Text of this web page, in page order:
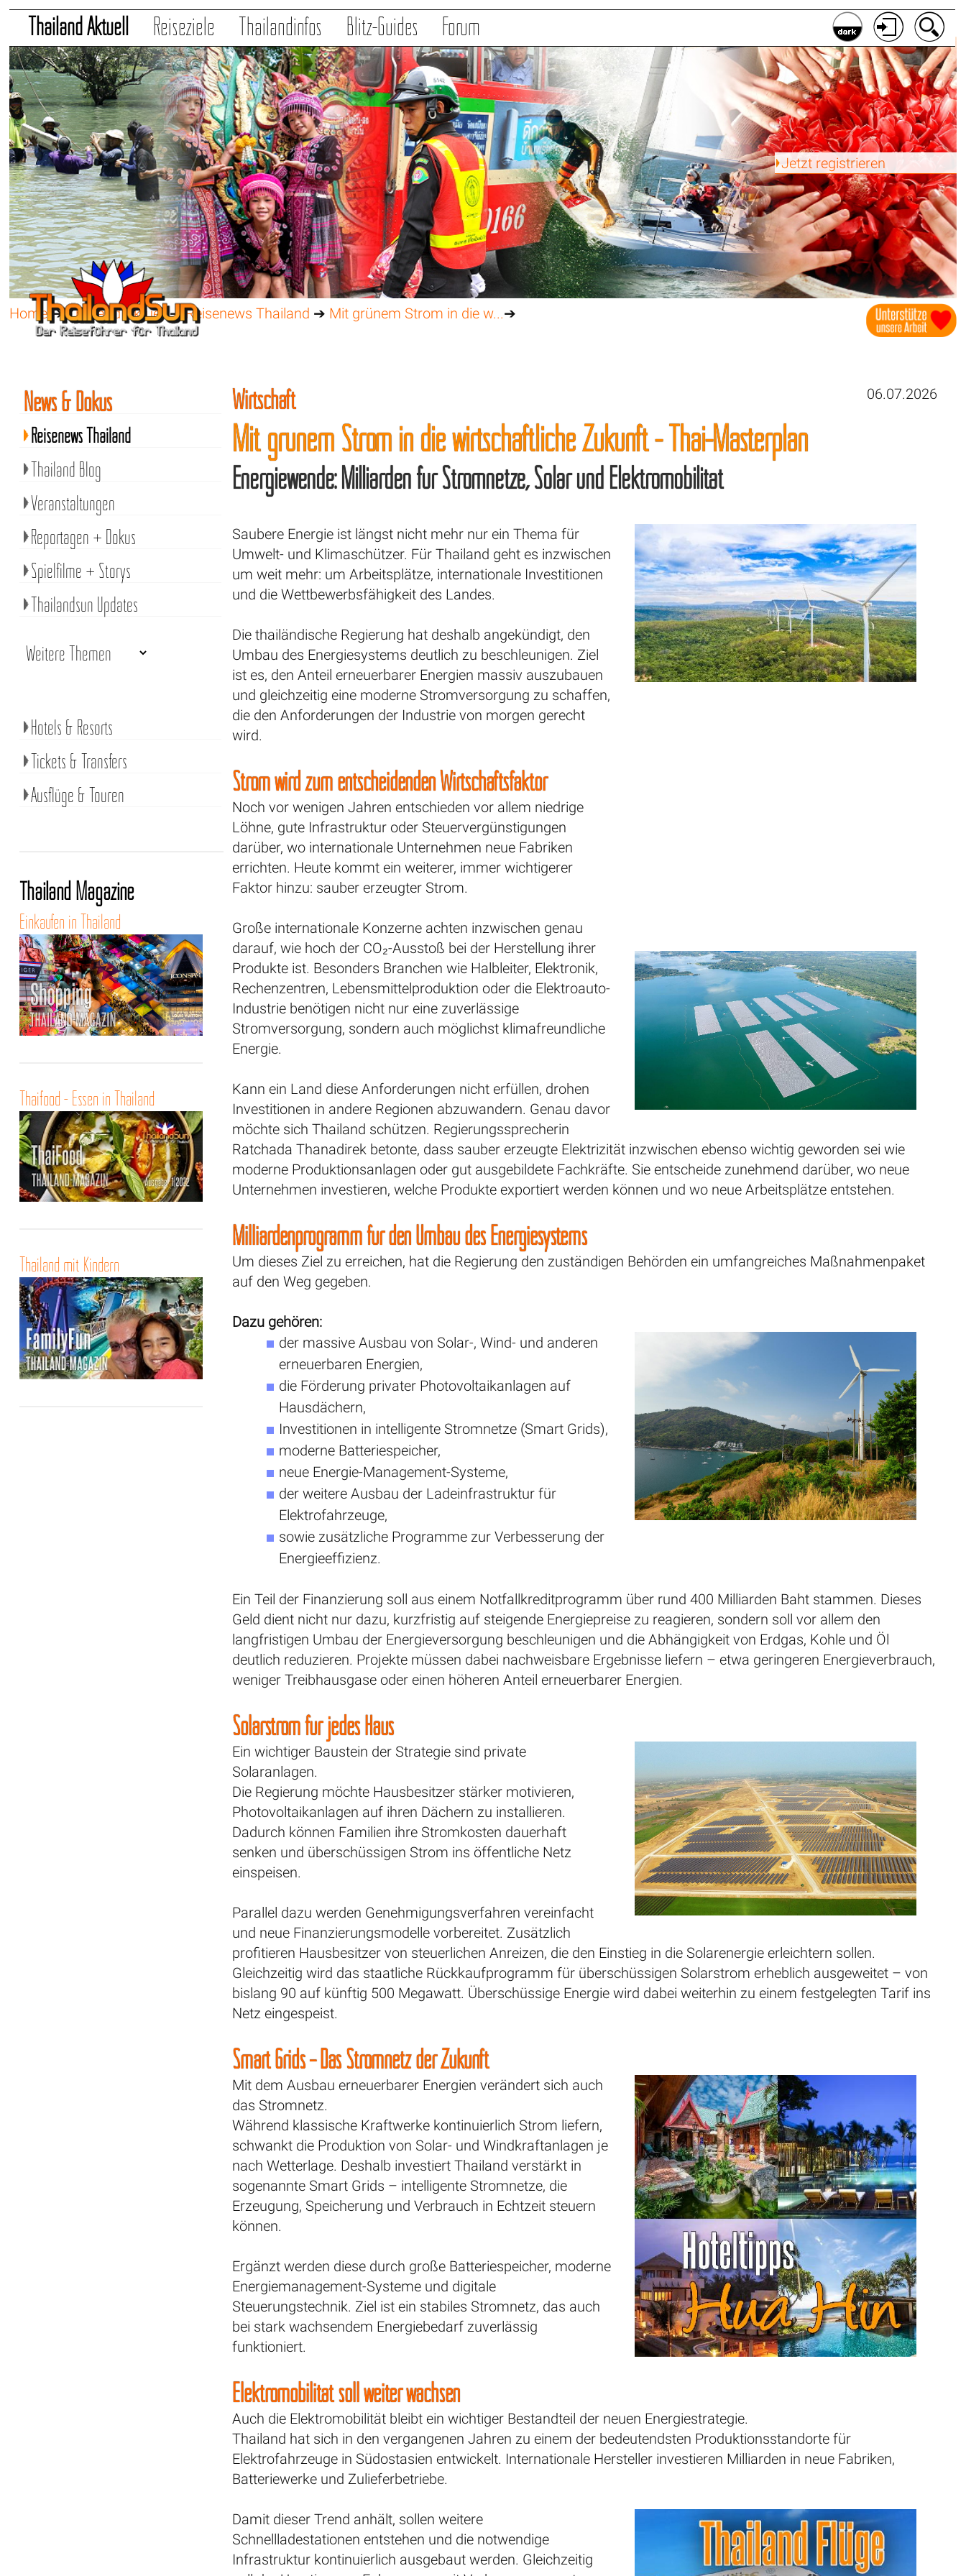
Thailand Aktuell Reiseziele Thailandinfos Blitz-Guides Forum
Jetzt registrieren
Home➔Thailand Aktuell➔Reisenews Thailand ➔ Mit grünem Strom in die w...➔
06.07.2026
Wirtschaft
Mit grünem Strom in die wirtschaftliche Zukunft - Thai-Masterplan
Energiewende: Milliarden für Stromnetze, Solar und Elektromobilität
Saubere Energie ist längst nicht mehr nur ein Thema für
Umwelt- und Klimaschützer. Für Thailand geht es inzwischen
um weit mehr: um Arbeitsplätze, internationale Investitionen
und die Wettbewerbsfähigkeit des Landes.
Die thailändische Regierung hat deshalb angekündigt, den
Umbau des Energiesystems deutlich zu beschleunigen. Ziel
ist es, den Anteil erneuerbarer Energien massiv auszubauen
und gleichzeitig eine moderne Stromversorgung zu schaffen,
die den Anforderungen der Industrie von morgen gerecht
wird.
Strom wird zum entscheidenden Wirtschaftsfaktor
Noch vor wenigen Jahren entschieden vor allem niedrige
Löhne, gute Infrastruktur oder Steuervergünstigungen
darüber, wo internationale Unternehmen neue Fabriken
errichten. Heute kommt ein weiterer, immer wichtigerer
Faktor hinzu: sauber erzeugter Strom.
Große internationale Konzerne achten inzwischen genau
darauf, wie hoch der CO₂-Ausstoß bei der Herstellung ihrer
Produkte ist. Besonders Branchen wie Halbleiter, Elektronik,
Rechenzentren, Lebensmittelproduktion oder die Elektroauto-
Industrie benötigen nicht nur eine zuverlässige
Stromversorgung, sondern auch möglichst klimafreundliche
Energie.
Kann ein Land diese Anforderungen nicht erfüllen, drohen
Investitionen in andere Regionen abzuwandern. Genau davor
möchte sich Thailand schützen. Regierungssprecherin
Ratchada Thanadirek betonte, dass sauber erzeugte Elektrizität inzwischen ebenso wichtig geworden sei wie
moderne Produktionsanlagen oder gut ausgebildete Fachkräfte. Sie entscheide zunehmend darüber, wo neue
Unternehmen investieren, welche Produkte exportiert werden können und wo neue Arbeitsplätze entstehen.
Milliardenprogramm für den Umbau des Energiesystems
Um dieses Ziel zu erreichen, hat die Regierung den zuständigen Behörden ein umfangreiches Maßnahmenpaket
auf den Weg gegeben.
Dazu gehören:
der massive Ausbau von Solar-, Wind- und anderen
erneuerbaren Energien,
die Förderung privater Photovoltaikanlagen auf
Hausdächern,
Investitionen in intelligente Stromnetze (Smart Grids),
moderne Batteriespeicher,
neue Energie-Management-Systeme,
der weitere Ausbau der Ladeinfrastruktur für
Elektrofahrzeuge,
sowie zusätzliche Programme zur Verbesserung der
Energieeffizienz.
Ein Teil der Finanzierung soll aus einem Notfallkreditprogramm über rund 400 Milliarden Baht stammen. Dieses
Geld dient nicht nur dazu, kurzfristig auf steigende Energiepreise zu reagieren, sondern soll vor allem den
langfristigen Umbau der Energieversorgung beschleunigen und die Abhängigkeit von Erdgas, Kohle und Öl
deutlich reduzieren. Projekte müssen dabei nachweisbare Ergebnisse liefern – etwa geringeren Energieverbrauch,
weniger Treibhausgase oder einen höheren Anteil erneuerbarer Energien.
Solarstrom für jedes Haus
Ein wichtiger Baustein der Strategie sind private
Solaranlagen.
Die Regierung möchte Hausbesitzer stärker motivieren,
Photovoltaikanlagen auf ihren Dächern zu installieren.
Dadurch können Familien ihre Stromkosten dauerhaft
senken und überschüssigen Strom ins öffentliche Netz
einspeisen.
Parallel dazu werden Genehmigungsverfahren vereinfacht
und neue Finanzierungsmodelle vorbereitet. Zusätzlich
profitieren Hausbesitzer von steuerlichen Anreizen, die den Einstieg in die Solarenergie erleichtern sollen.
Gleichzeitig wird das staatliche Rückkaufprogramm für überschüssigen Solarstrom erheblich ausgeweitet – von
bislang 90 auf künftig 500 Megawatt. Überschüssige Energie wird dabei weiterhin zu einem festgelegten Tarif ins
Netz eingespeist.
Smart Grids – Das Stromnetz der Zukunft
Mit dem Ausbau erneuerbarer Energien verändert sich auch
das Stromnetz.
Während klassische Kraftwerke kontinuierlich Strom liefern,
schwankt die Produktion von Solar- und Windkraftanlagen je
nach Wetterlage. Deshalb investiert Thailand verstärkt in
sogenannte Smart Grids – intelligente Stromnetze, die
Erzeugung, Speicherung und Verbrauch in Echtzeit steuern
können.
Ergänzt werden diese durch große Batteriespeicher, moderne
Energiemanagement-Systeme und digitale
Steuerungstechnik. Ziel ist ein stabiles Stromnetz, das auch
bei stark wachsendem Energiebedarf zuverlässig
funktioniert.
Elektromobilität soll weiter wachsen
Auch die Elektromobilität bleibt ein wichtiger Bestandteil der neuen Energiestrategie.
Thailand hat sich in den vergangenen Jahren zu einem der bedeutendsten Produktionsstandorte für
Elektrofahrzeuge in Südostasien entwickelt. Internationale Hersteller investieren Milliarden in neue Fabriken,
Batteriewerke und Zulieferbetriebe.
Damit dieser Trend anhält, sollen weitere
Schnellladestationen entstehen und die notwendige
Infrastruktur kontinuierlich ausgebaut werden. Gleichzeitig
News & Dokus
Reisenews Thailand
Thailand Blog
Veranstaltungen
Reportagen + Dokus
Spielfilme + Storys
Thailandsun Updates
Hotels & Resorts
Tickets & Transfers
Ausflüge & Touren
Thailand Magazine
Einkaufen in Thailand
Thaifood - Essen in Thailand
Thailand mit Kindern